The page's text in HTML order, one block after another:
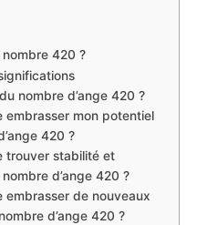
420 ?
nombre d’ange 420 ?
embrasser mon potentiel
420 ?
trouver stabilité et
d’ange 420 ?
embrasser de nouveaux
d’ange 420 ?